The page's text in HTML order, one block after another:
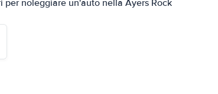
noleggiare un'auto nella Ayers Rock